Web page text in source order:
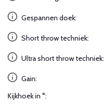
Gespannen doek:
Short throw techniek:
Ultra short throw techniek:
Gain:
Kijkhoek in °: